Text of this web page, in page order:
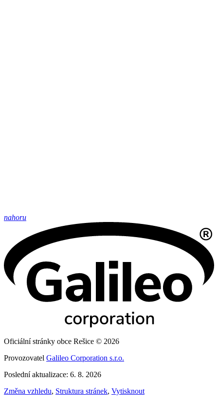
nahoru
Oficiální stránky obce Rešice © 2026
Provozovatel Galileo Corporation s.r.o.
Poslední aktualizace: 6. 8. 2026
Změna vzhledu, Struktura stránek, Vytisknout